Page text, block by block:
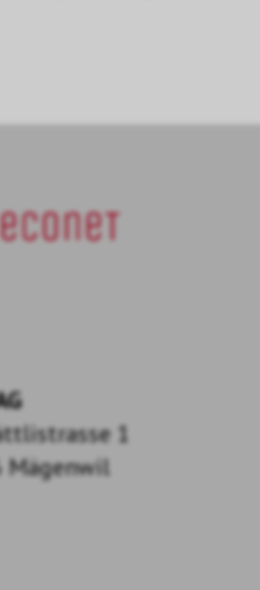
1
Mägenwil